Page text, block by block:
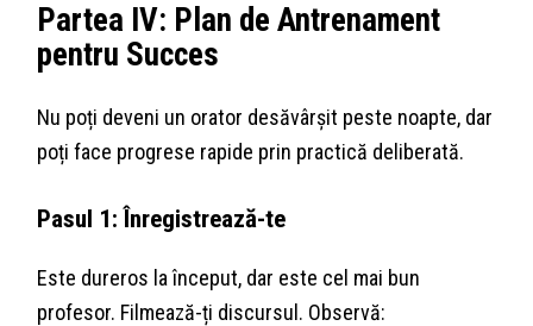
Partea IV: Plan de Antrenament
pentru Succes
Nu poți deveni un orator desăvârșit peste noapte, dar
poți face progrese rapide prin practică deliberată.
Pasul 1: Înregistrează-te
Este dureros la început, dar este cel mai bun
profesor. Filmează-ți discursul. Observă: